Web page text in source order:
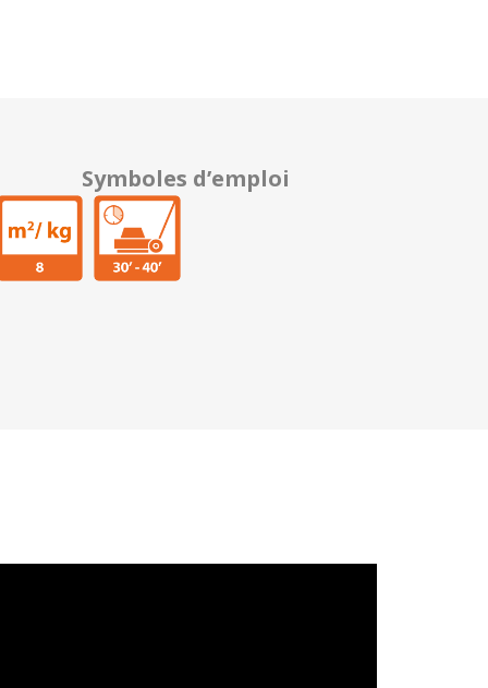
Symboles d’emploi